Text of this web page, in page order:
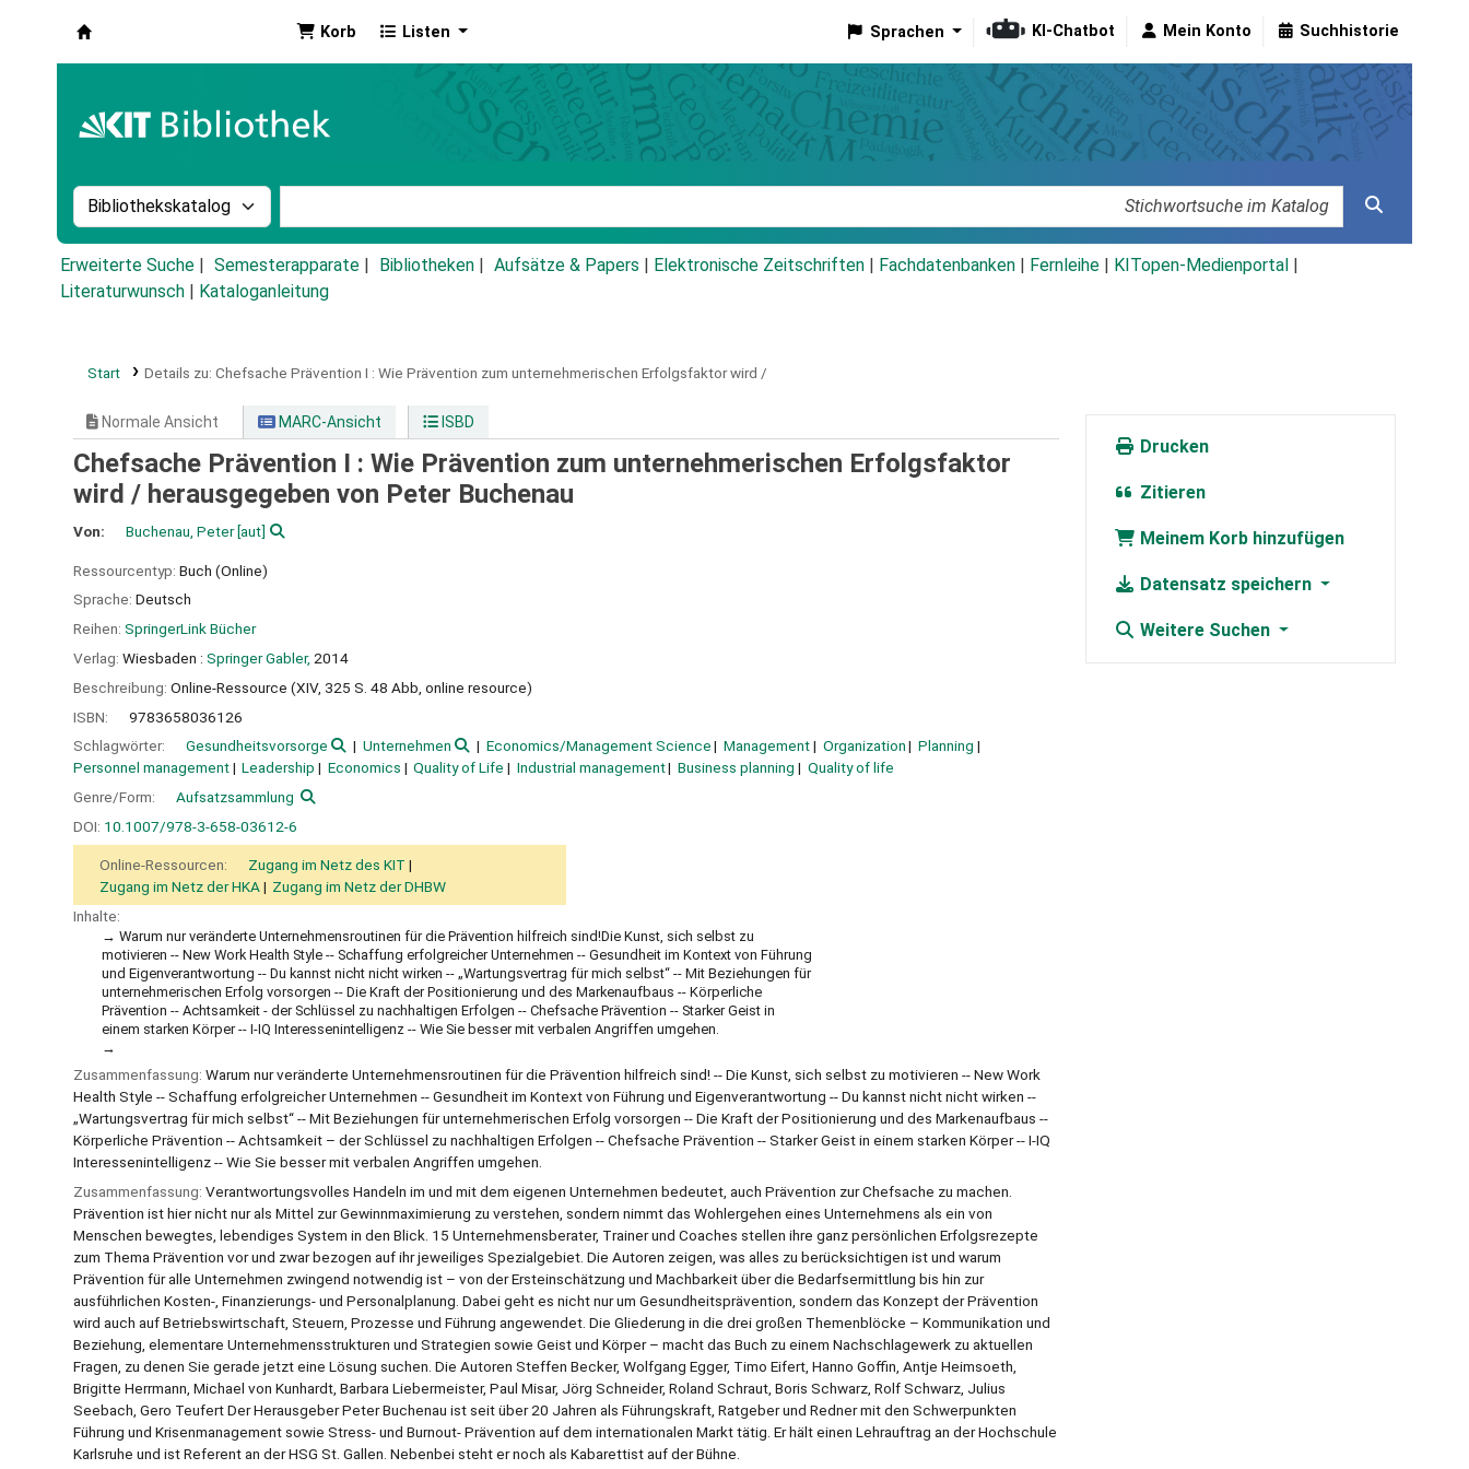
Korb Listen Sprachen KI-Chatbot Mein Konto Suchhistorie
Suche im Katalog nach:
Erweiterte Suche Semesterapparate Bibliotheken Aufsätze & Papers Elektronische Zeitschriften Fachdatenbanken Fernleihe KITopen-Medienportal
Literaturwunsch
Kataloganleitung
Start Details zu: Chefsache Prävention I : Wie Prävention zum unternehmerischen Erfolgsfaktor wird /
Normale Ansicht MARC-Ansicht ISBD
Chefsache Prävention I : Wie Prävention zum unternehmerischen Erfolgsfaktor
wird / herausgegeben von Peter Buchenau
Von: Buchenau, Peter[aut]
Ressourcentyp: Buch (Online)
Sprache: Deutsch
Reihen: SpringerLink Bücher
Verlag: Wiesbaden : Springer Gabler, 2014
Beschreibung: Online-Ressource (XIV, 325 S. 48 Abb, online resource)
ISBN:
9783658036126
Schlagwörter:
Gesundheitsvorsorge Unternehmen Economics/Management Science Management Organization
Planning
Personnel management
Leadership Economics Quality of Life Industrial management Business planning
Quality of life
Genre/Form:
Aufsatzsammlung
DOI: 10.1007/978-3-658-03612-6
Online-Ressourcen:
Zugang im Netz des KIT
Zugang im Netz der HKA
Zugang im Netz der DHBW
Inhalte:
Warum nur veränderte Unternehmensroutinen für die Prävention hilfreich sind!Die Kunst, sich selbst zu
motivieren -- New Work Health Style -- Schaffung erfolgreicher Unternehmen -- Gesundheit im Kontext von Führung
und Eigenverantwortung -- Du kannst nicht nicht wirken -- „Wartungsvertrag für mich selbst“ -- Mit Beziehungen für
unternehmerischen Erfolg vorsorgen -- Die Kraft der Positionierung und des Markenaufbaus -- Körperliche
Prävention -- Achtsamkeit - der Schlüssel zu nachhaltigen Erfolgen -- Chefsache Prävention -- Starker Geist in
einem starken Körper -- I-IQ Interessenintelligenz -- Wie Sie besser mit verbalen Angriffen umgehen.
Zusammenfassung: Warum nur veränderte Unternehmensroutinen für die Prävention hilfreich sind! -- Die Kunst, sich selbst zu motivieren -- New Work
Health Style -- Schaffung erfolgreicher Unternehmen -- Gesundheit im Kontext von Führung und Eigenverantwortung -- Du kannst nicht nicht wirken --
„Wartungsvertrag für mich selbst“ -- Mit Beziehungen für unternehmerischen Erfolg vorsorgen -- Die Kraft der Positionierung und des Markenaufbaus --
Körperliche Prävention -- Achtsamkeit – der Schlüssel zu nachhaltigen Erfolgen -- Chefsache Prävention -- Starker Geist in einem starken Körper -- I-IQ
Interessenintelligenz -- Wie Sie besser mit verbalen Angriffen umgehen.
Zusammenfassung: Verantwortungsvolles Handeln im und mit dem eigenen Unternehmen bedeutet, auch Prävention zur Chefsache zu machen.
Prävention ist hier nicht nur als Mittel zur Gewinnmaximierung zu verstehen, sondern nimmt das Wohlergehen eines Unternehmens als ein von
Menschen bewegtes, lebendiges System in den Blick. 15 Unternehmensberater, Trainer und Coaches stellen ihre ganz persönlichen Erfolgsrezepte
zum Thema Prävention vor und zwar bezogen auf ihr jeweiliges Spezialgebiet. Die Autoren zeigen, was alles zu berücksichtigen ist und warum
Prävention für alle Unternehmen zwingend notwendig ist – von der Ersteinschätzung und Machbarkeit über die Bedarfsermittlung bis hin zur
ausführlichen Kosten-, Finanzierungs- und Personalplanung. Dabei geht es nicht nur um Gesundheitsprävention, sondern das Konzept der Prävention
wird auch auf Betriebswirtschaft, Steuern, Prozesse und Führung angewendet. Die Gliederung in die drei großen Themenblöcke – Kommunikation und
Beziehung, elementare Unternehmensstrukturen und Strategien sowie Geist und Körper – macht das Buch zu einem Nachschlagewerk zu aktuellen
Fragen, zu denen Sie gerade jetzt eine Lösung suchen. Die Autoren Steffen Becker, Wolfgang Egger, Timo Eifert, Hanno Goffin, Antje Heimsoeth,
Brigitte Herrmann, Michael von Kunhardt, Barbara Liebermeister, Paul Misar, Jörg Schneider, Roland Schraut, Boris Schwarz, Rolf Schwarz, Julius
Seebach, Gero Teufert Der Herausgeber Peter Buchenau ist seit über 20 Jahren als Führungskraft, Ratgeber und Redner mit den Schwerpunkten
Führung und Krisenmanagement sowie Stress- und Burnout- Prävention auf dem internationalen Markt tätig. Er hält einen Lehrauftrag an der Hochschule
Karlsruhe und ist Referent an der HSG St. Gallen. Nebenbei steht er noch als Kabarettist auf der Bühne.
Drucken
Zitieren
Meinem Korb hinzufügen
Datensatz speichern
Weitere Suchen